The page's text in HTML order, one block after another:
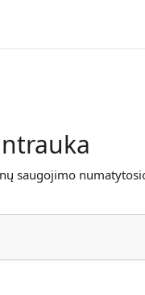
saugojimo